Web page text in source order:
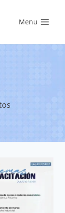
Menu